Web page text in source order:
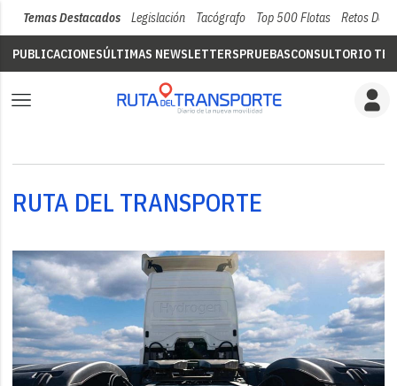
Temas Destacados Legislación Tacógrafo Top 500 Flotas Retos Del
PUBLICACIONESÚLTIMAS NEWSLETTERSPRUEBASCONSULTORIO
RUTA DEL TRANSPORTE